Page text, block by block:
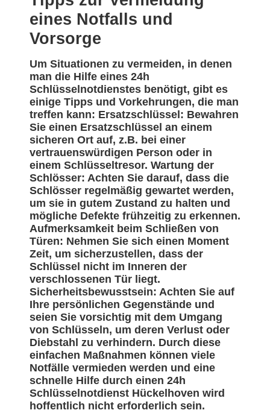
eines Notfalls und
Vorsorge
Um Situationen zu vermeiden, in denen
man die Hilfe eines 24h
Schlüsselnotdienstes benötigt, gibt es
einige Tipps und Vorkehrungen, die man
treffen kann: Ersatzschlüssel: Bewahren
Sie einen Ersatzschlüssel an einem
sicheren Ort auf, z.B. bei einer
vertrauenswürdigen Person oder in
einem Schlüsseltresor. Wartung der
Schlösser: Achten Sie darauf, dass die
Schlösser regelmäßig gewartet werden,
um sie in gutem Zustand zu halten und
mögliche Defekte frühzeitig zu erkennen.
Aufmerksamkeit beim Schließen von
Türen: Nehmen Sie sich einen Moment
Zeit, um sicherzustellen, dass der
Schlüssel nicht im Inneren der
verschlossenen Tür liegt.
Sicherheitsbewusstsein: Achten Sie auf
Ihre persönlichen Gegenstände und
seien Sie vorsichtig mit dem Umgang
von Schlüsseln, um deren Verlust oder
Diebstahl zu verhindern. Durch diese
einfachen Maßnahmen können viele
Notfälle vermieden werden und eine
schnelle Hilfe durch einen 24h
Schlüsselnotdienst Hückelhoven wird
hoffentlich nicht erforderlich sein.